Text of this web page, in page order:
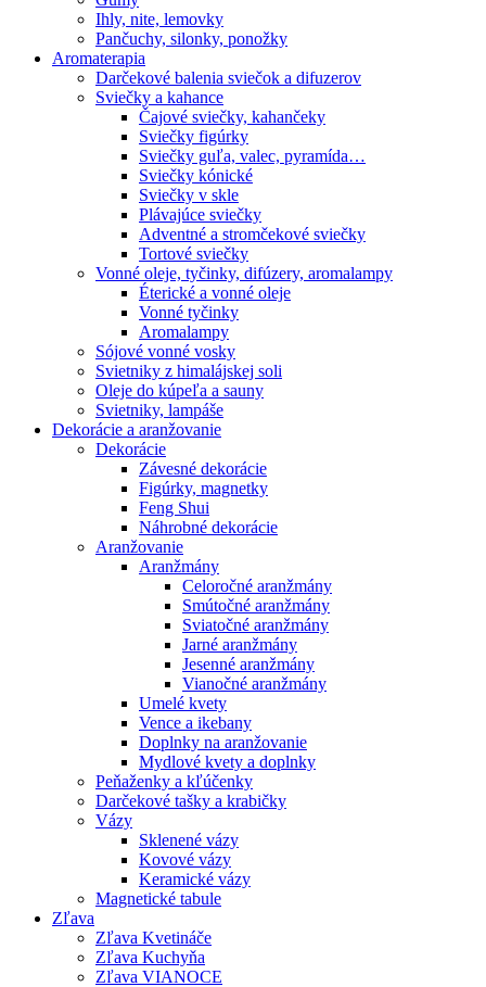
Ihly, nite, lemovky
Pančuchy, silonky, ponožky
Aromaterapia
Darčekové balenia sviečok a difuzerov
Sviečky a kahance
Čajové sviečky, kahančeky
Sviečky figúrky
Sviečky guľa, valec, pyramída…
Sviečky kónické
Sviečky v skle
Plávajúce sviečky
Adventné a stromčekové sviečky
Tortové sviečky
Vonné oleje, tyčinky, difúzery, aromalampy
Éterické a vonné oleje
Vonné tyčinky
Aromalampy
Sójové vonné vosky
Svietniky z himalájskej soli
Oleje do kúpeľa a sauny
Svietniky, lampáše
Dekorácie a aranžovanie
Dekorácie
Závesné dekorácie
Figúrky, magnetky
Feng Shui
Náhrobné dekorácie
Aranžovanie
Aranžmány
Celoročné aranžmány
Smútočné aranžmány
Sviatočné aranžmány
Jarné aranžmány
Jesenné aranžmány
Vianočné aranžmány
Umelé kvety
Vence a ikebany
Doplnky na aranžovanie
Mydlové kvety a doplnky
Peňaženky a kľúčenky
Darčekové tašky a krabičky
Vázy
Sklenené vázy
Kovové vázy
Keramické vázy
Magnetické tabule
Zľava
Zľava Kvetináče
Zľava Kuchyňa
Zľava VIANOCE